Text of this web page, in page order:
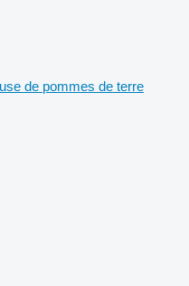
de pommes de terre